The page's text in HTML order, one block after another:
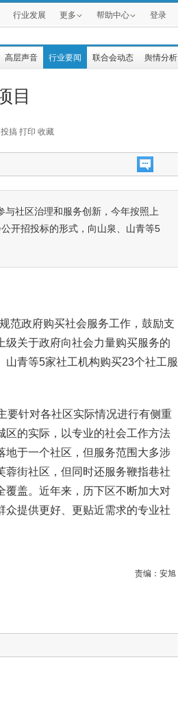
行业发展 更多 帮助中心 登录
高层声音 行业要闻 联合会动态 舆情分析
目
投搞 打印 收藏
社区治理和服务创新，今年按照上
开招投标的形式，向山泉、山青等5
范政府购买社会服务工作，鼓励支
关于政府向社会力量购买服务的
青等5家社工机构购买23个社工服
要针对各社区实际情况进行有侧重
区的实际，以专业的社会工作方法
地于一个社区，但服务范围大多涉
蓉街社区，但同时还服务鞭指巷社
覆盖。近年来，历下区不断加大对
提供更好、更贴近需求的专业社
责编： 安旭